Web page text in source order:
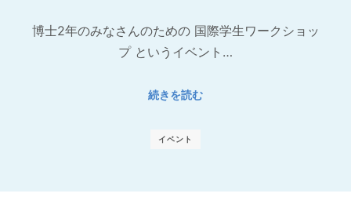
博士2年のみなさんのための 国際学生ワークショッ
プ というイベント…
続きを読む
イベント